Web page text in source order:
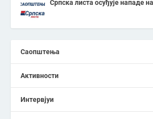
Српска листа осуђује нападе
Саопштења
Активности
Интервјуи